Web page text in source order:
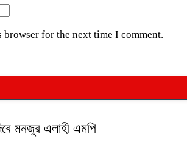
browser for the next time I comment.
মনজুর এলাহী এমপি